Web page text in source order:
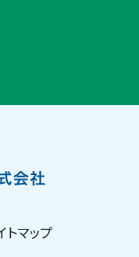
トマップ